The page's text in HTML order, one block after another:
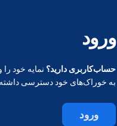
ورود
حساب‌کاربری دارید؟ نمایه خود را
به خوراک‌های خود دسترسی داشته
ورود